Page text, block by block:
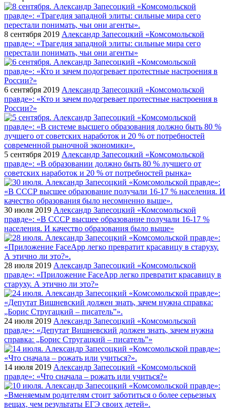
8 сентября 2019 Александр Запесоцкий «Комсомольской
правде»: «Трагедия западной элиты: сильные мира сего
перестали понимать, чьи они агенты»
6 сентября 2019 Александр Запесоцкий «Комсомольской
правде»: «Кто и зачем подогревает протестные настроения в
России?»
5 сентября 2019 Александр Запесоцкий «Комсомольской
правде»: «В образовании должно быть 80 % лучшего от
советских наработок и 20 % от потребностей рынка»
30 июля 2019 Александр Запесоцкий «Комсомольской
правде»: «В СССР высшее образование получали 16-17 %
населения. И качество образования было выше»
28 июля 2019 Александр Запесоцкий «Комсомольской
правде»: «Приложение FaceApp легко превратит красавицу в
старуху. А этично ли это?»
24 июля 2019 Александр Запесоцкий «Комсомольской
правде»: «Депутат Вишневский должен знать, зачем нужна
справка: „Борис Стругацкий – писатель”»
14 июля 2019 Александр Запесоцкий «Комсомольской
правде»: «Что сначала – рожать или учиться?»